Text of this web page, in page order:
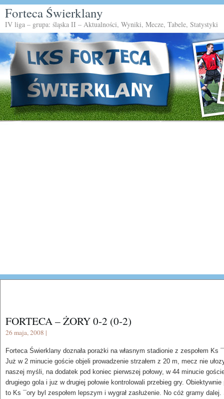
Forteca Świerklany
IV liga – grupa: śląska II – Aktualności, Wyniki, Mecze, Tabele, Statystyki
FORTECA – ŻORY 0-2 (0-2)
26 maja, 2008 |
Forteca Świerklany doznała porażki na własnym stadionie z zespołem Ks
Już w 2 minucie goście objeli prowadzenie strzałem z 20 m, mecz nie
naszej myśli, na dodatek pod koniec pierwszej połowy, w 44 minucie
drugiego gola i juz w drugiej połowie kontrolowali przebieg gry. Obiektywnie
to Ks ¯ory byl zespołem lepszym i wygrał zasłużenie. No cóż gramy dalej.